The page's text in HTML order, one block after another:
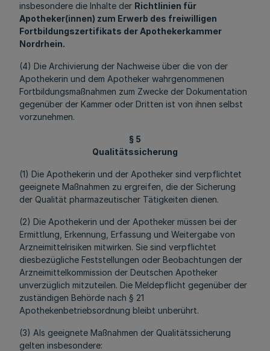
insbesondere die Inhalte der Richtlinien für
Apotheker(innen) zum Erwerb des freiwilligen
Fortbildungszertifikats der Apothekerkammer
Nordrhein.
(4) Die Archivierung der Nachweise über die von der
Apothekerin und dem Apotheker wahrgenommenen
Fortbildungsmaßnahmen zum Zwecke der Dokumentation
gegenüber der Kammer oder Dritten ist von ihnen selbst
vorzunehmen.
§ 5
Qualitätssicherung
(1) Die Apothekerin und der Apotheker sind verpflichtet
geeignete Maßnahmen zu ergreifen, die der Sicherung
der Qualität pharmazeutischer Tätigkeiten dienen.
(2) Die Apothekerin und der Apotheker müssen bei der
Ermittlung, Erkennung, Erfassung und Weitergabe von
Arzneimittelrisiken mitwirken. Sie sind verpflichtet
diesbezügliche Feststellungen oder Beobachtungen der
Arzneimittelkommission der Deutschen Apotheker
unverzüglich mitzuteilen. Die Meldepflicht gegenüber der
zuständigen Behörde nach § 21
Apothekenbetriebsordnung bleibt unberührt.
(3) Als geeignete Maßnahmen der Qualitätssicherung
gelten insbesondere: